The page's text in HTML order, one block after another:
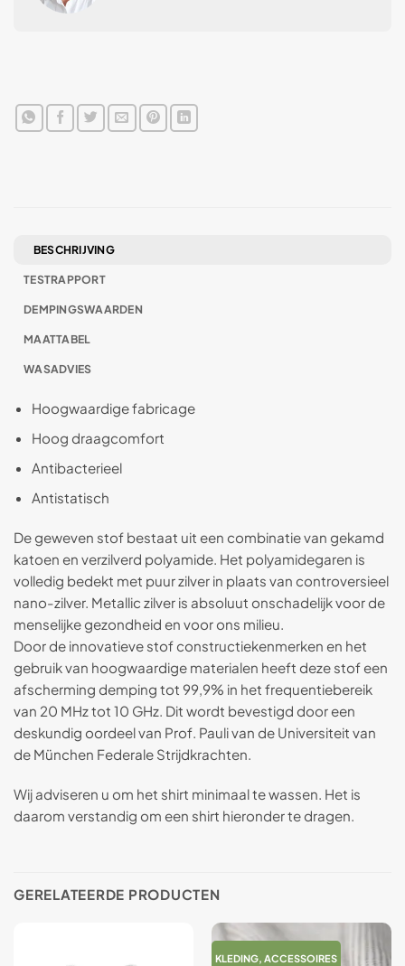
BESCHRIJVING
TESTRAPPORT
DEMPINGSWAARDEN
MAATTABEL
WASADVIES
Hoogwaardige fabricage
Hoog draagcomfort
Antibacterieel
Antistatisch
De geweven stof bestaat uit een combinatie van gekamd
katoen en verzilverd polyamide. Het polyamidegaren is
volledig bedekt met puur zilver in plaats van controversieel
nano-zilver. Metallic zilver is absoluut onschadelijk voor de
menselijke gezondheid en voor ons milieu.
Door de innovatieve stof constructiekenmerken en het
gebruik van hoogwaardige materialen heeft deze stof een
afscherming demping tot 99,9% in het frequentiebereik
van 20 MHz tot 10 GHz. Dit wordt bevestigd door een
deskundig oordeel van Prof. Pauli van de Universiteit van
de München Federale Strijdkrachten.
Wij adviseren u om het shirt minimaal te wassen. Het is
daarom verstandig om een shirt hieronder te dragen.
GERELATEERDE PRODUCTEN
KLEDING, ACCESSOIRES